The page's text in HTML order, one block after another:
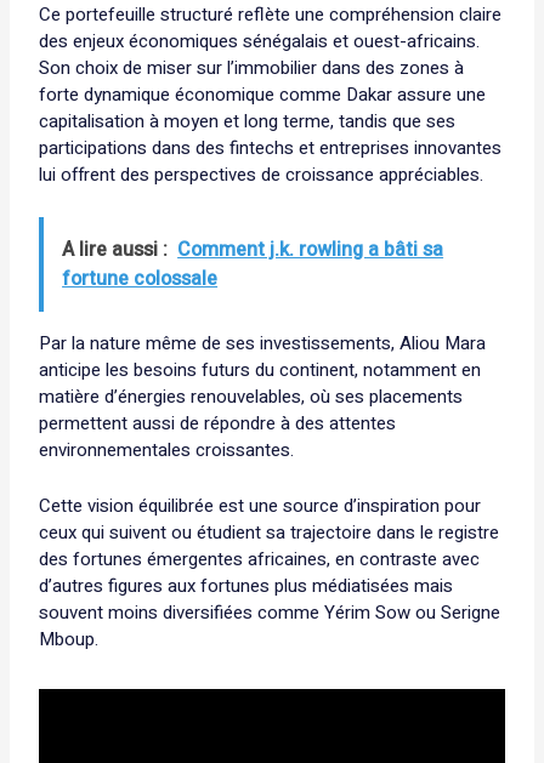
Ce portefeuille structuré reflète une compréhension claire
des enjeux économiques sénégalais et ouest-africains.
Son choix de miser sur l’immobilier dans des zones à
forte dynamique économique comme Dakar assure une
capitalisation à moyen et long terme, tandis que ses
participations dans des fintechs et entreprises innovantes
lui offrent des perspectives de croissance appréciables.
A lire aussi : Comment j.k. rowling a bâti sa
fortune colossale
Par la nature même de ses investissements, Aliou Mara
anticipe les besoins futurs du continent, notamment en
matière d’énergies renouvelables, où ses placements
permettent aussi de répondre à des attentes
environnementales croissantes.
Cette vision équilibrée est une source d’inspiration pour
ceux qui suivent ou étudient sa trajectoire dans le registre
des fortunes émergentes africaines, en contraste avec
d’autres figures aux fortunes plus médiatisées mais
souvent moins diversifiées comme Yérim Sow ou Serigne
Mboup.